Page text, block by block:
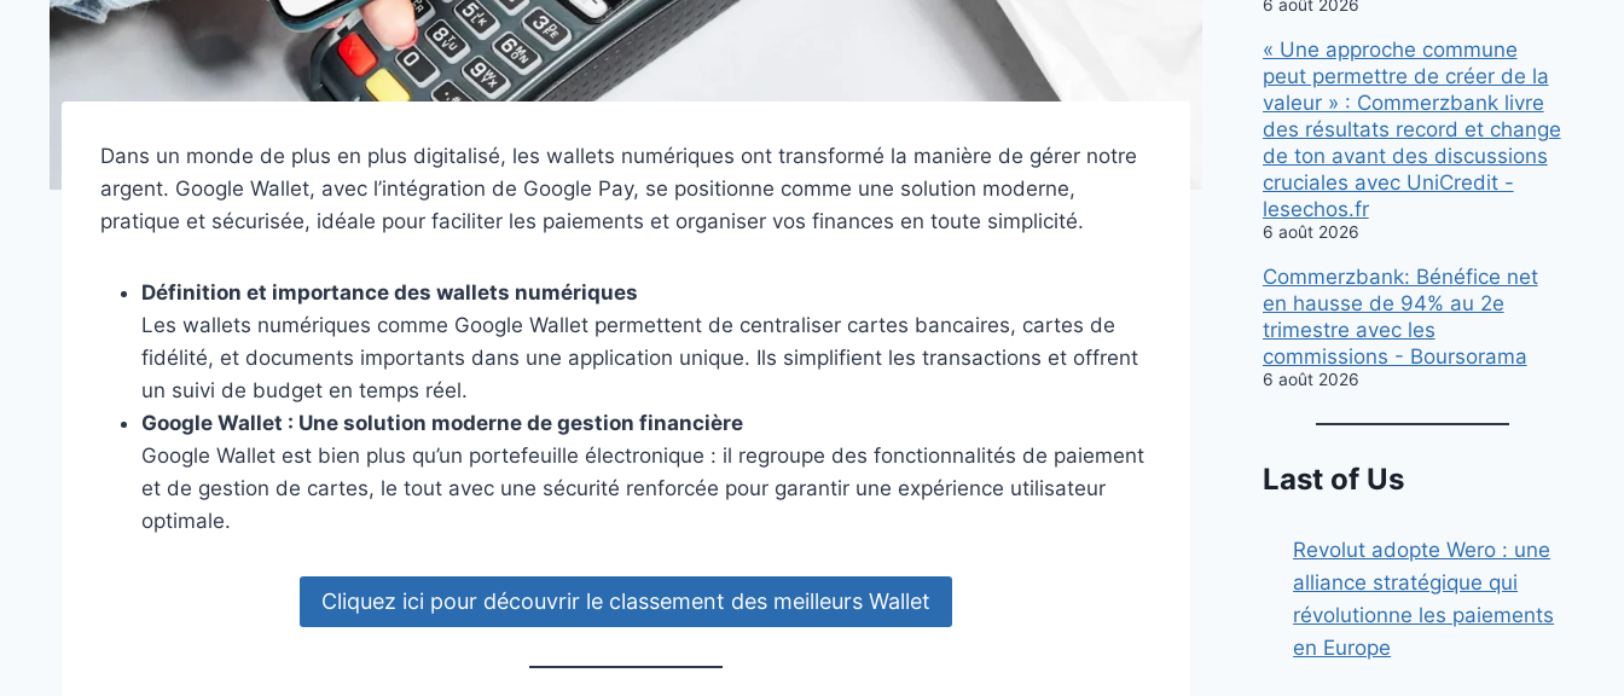
Dans un monde de plus en plus digitalisé, les wallets numériques ont transformé la manière de gérer notre
argent. Google Wallet, avec l’intégration de Google Pay, se positionne comme une solution moderne,
pratique et sécurisée, idéale pour faciliter les paiements et organiser vos finances en toute simplicité.
Définition et importance des wallets numériques
Les wallets numériques comme Google Wallet permettent de centraliser cartes bancaires, cartes de
fidélité, et documents importants dans une application unique. Ils simplifient les transactions et offrent
un suivi de budget en temps réel.
Google Wallet : Une solution moderne de gestion financière
Google Wallet est bien plus qu’un portefeuille électronique : il regroupe des fonctionnalités de paiement
et de gestion de cartes, le tout avec une sécurité renforcée pour garantir une expérience utilisateur
optimale.
Cliquez ici pour découvrir le classement des meilleurs Wallet
6 août 2026
« Une approche commune
peut permettre de créer de la
valeur » : Commerzbank livre
des résultats record et change
de ton avant des discussions
cruciales avec UniCredit -
lesechos.fr
6 août 2026
Commerzbank: Bénéfice net
en hausse de 94% au 2e
trimestre avec les
commissions - Boursorama
6 août 2026
Last of Us
Revolut adopte Wero : une
alliance stratégique qui
révolutionne les paiements
en Europe